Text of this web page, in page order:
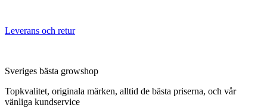
Leverans och retur
Sveriges bästa growshop
Topkvalitet, originala märken, alltid de bästa priserna, och vår
vänliga kundservice